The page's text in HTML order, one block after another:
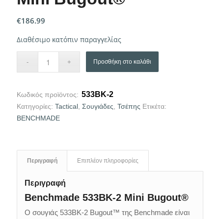
€186.99
Διαθέσιμο κατόπιν παραγγελίας
Προσθήκη στο καλάθι
Κωδικός προϊόντος: 533BK-2
Κατηγορίες: Tactical, Σουγιάδες Τσέπης Ετικέτα:
BENCHMADE
Περιγραφή Επιπλέον πληροφορίες
Περιγραφή
Benchmade 533BK-2 Mini Bugout®
Ο σουγιάς 533BK-2 Bugout™ της Benchmade είναι